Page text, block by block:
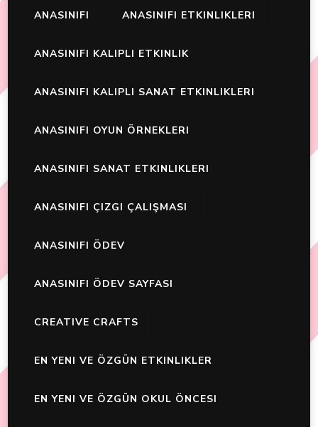
ANASINIFI ANASINIFI ETKINLIKLERI
ANASINIFI KALIPLI ETKINLIK
ANASINIFI KALIPLI SANAT ETKINLIKLERI
ANASINIFI OYUN ÖRNEKLERI
ANASINIFI SANAT ETKINLIKLERI
ANASINIFI ÇIZGI ÇALIŞMASI
ANASINIFI ÖDEV
ANASINIFI ÖDEV SAYFASI
CREATIVE CRAFTS
EN YENI VE ÖZGÜN ETKINLIKLER
EN YENI VE ÖZGÜN OKUL ÖNCESI